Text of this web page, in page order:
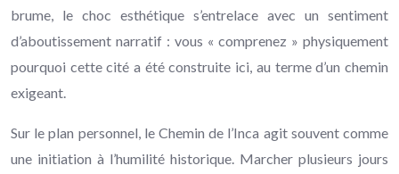
brume, le choc esthétique s’entrelace avec un sentiment
d’aboutissement narratif : vous « comprenez » physiquement
pourquoi cette cité a été construite ici, au terme d’un chemin
exigeant.
Sur le plan personnel, le Chemin de l’Inca agit souvent comme
une initiation à l’humilité historique. Marcher plusieurs jours